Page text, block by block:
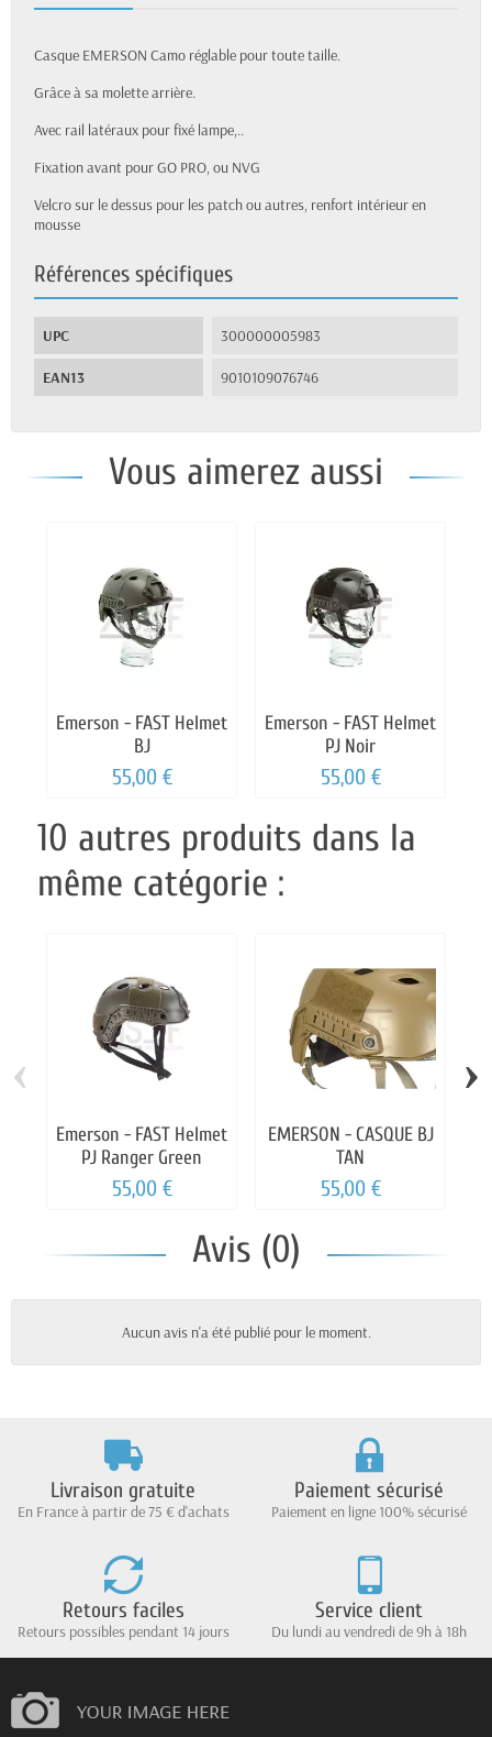
Casque EMERSON Camo réglable pour toute taille.
Grâce à sa molette arrière.
Avec rail latéraux pour fixé lampe,..
Fixation avant pour GO PRO, ou NVG
Velcro sur le dessus pour les patch ou autres, renfort intérieur en
mousse
Références spécifiques
UPC 300000005983
EAN13 9010109076746
Vous aimerez aussi
Emerson - FAST Helmet
BJ
55,00 €
Emerson - FAST Helmet
PJ Noir
55,00 €
10 autres produits dans la
même catégorie :
Emerson - FAST Helmet
PJ Ranger Green
55,00 €
EMERSON - CASQUE BJ
TAN
55,00 €
‹ ›
Avis (0)
Aucun avis n'a été publié pour le moment.
Livraison gratuite
En France à partir de 75 € d'achats
Paiement sécurisé
Paiement en ligne 100% sécurisé
Retours faciles
Retours possibles pendant 14 jours
Service client
Du lundi au vendredi de 9h à 18h